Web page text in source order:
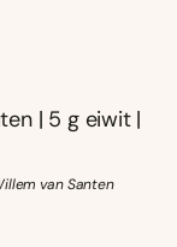
| 5 g eiwit |
van Santen